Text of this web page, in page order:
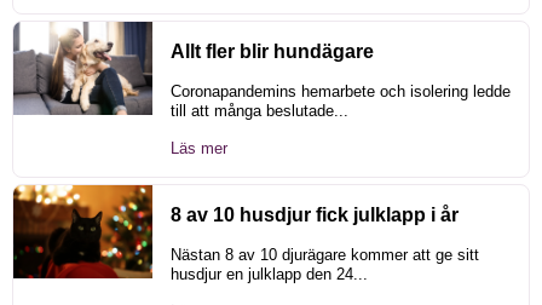
Allt fler blir hundägare
Coronapandemins hemarbete och isolering ledde
till att många beslutade...
Läs mer
8 av 10 husdjur fick julklapp i år
Nästan 8 av 10 djurägare kommer att ge sitt
husdjur en julklapp den 24...